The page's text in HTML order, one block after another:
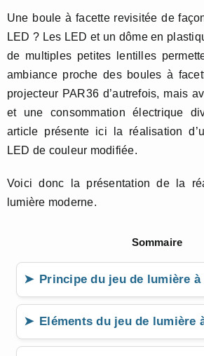
Une boule à facette revisitée de
LED ? Les LED et un dôme en
de multiples petites lentilles
ambiance proche des boules à
projecteur PAR36 d’autrefois, mais
et une consommation électrique
article présente ici la réalisation
LED de couleur modifiée.
Voici donc la présentation de la
lumière moderne.
Sommaire
Principe du jeu de lumière à
Eléments du jeu de lumière